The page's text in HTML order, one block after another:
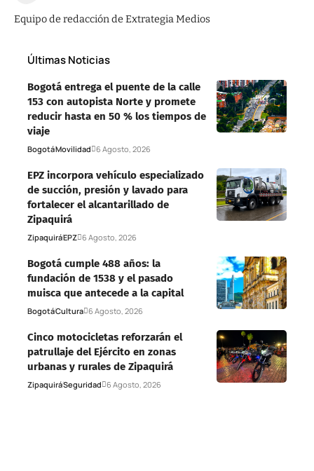
Equipo de redacción de Extrategia Medios
Últimas Noticias
Bogotá entrega el puente de la calle
153 con autopista Norte y promete
reducir hasta en 50 % los tiempos de
viaje
BogotáMovilidad 6 Agosto, 2026
EPZ incorpora vehículo especializado
de succión, presión y lavado para
fortalecer el alcantarillado de
Zipaquirá
ZipaquiráEPZ 6 Agosto, 2026
Bogotá cumple 488 años: la
fundación de 1538 y el pasado
muisca que antecede a la capital
BogotáCultura 6 Agosto, 2026
Cinco motocicletas reforzarán el
patrullaje del Ejército en zonas
urbanas y rurales de Zipaquirá
ZipaquiráSeguridad 6 Agosto, 2026